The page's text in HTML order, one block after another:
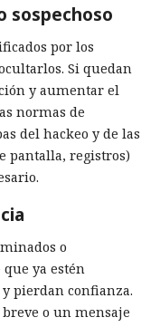
sospechoso
por los
Si quedan
y aumentar el
normas de
del hackeo y de las
pantalla, registros)
o
ya estén
pierdan confianza.
o un mensaje